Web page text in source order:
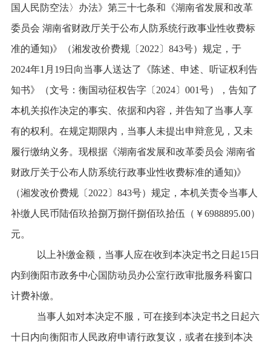
国人民防空法〉办法》第三十七条和 《湖南省发展和改革
委员会 湖南省财政厅关于公布人防系统行政事业性收费标
准的通知)》（湘发改价费规〔2022 〕 843号） 规定 ， 于
2024年1 月 19日 向当事人送达了《陈述、申述、听证权利 告
知书》（文号： 衡国动征权告字〔 2024〕 001号） ， 告知了
本机关拟作决定的事实、依据和内容 ， 并告知了当事人享
有的权利 。 在规定期限内 ， 当事人未提出申辩意见， 又未
履行缴纳义务。 现根据《湖南省发展和改革委员会 湖南省
财政厅关于公布人防系统行政事业性收费标准的通知)》
（湘发改价费规〔2022 〕 843号） 规定 ， 本机关责令当事人
补缴人民币陆佰玖拾捌万捌仟捌佰玖拾伍 （￥6988895.00）
元。
以上补缴金额， 当事人应在收到本决定书之 日 起15日
内到衡阳市政务中心国防动员办公室行政审批服务科窗口
计费补缴。
当事人如对本决定不服 ， 可在接到本决定书之 日 起六
十日 内向衡阳市人民政府申请行政复议 ， 或者在接到本决